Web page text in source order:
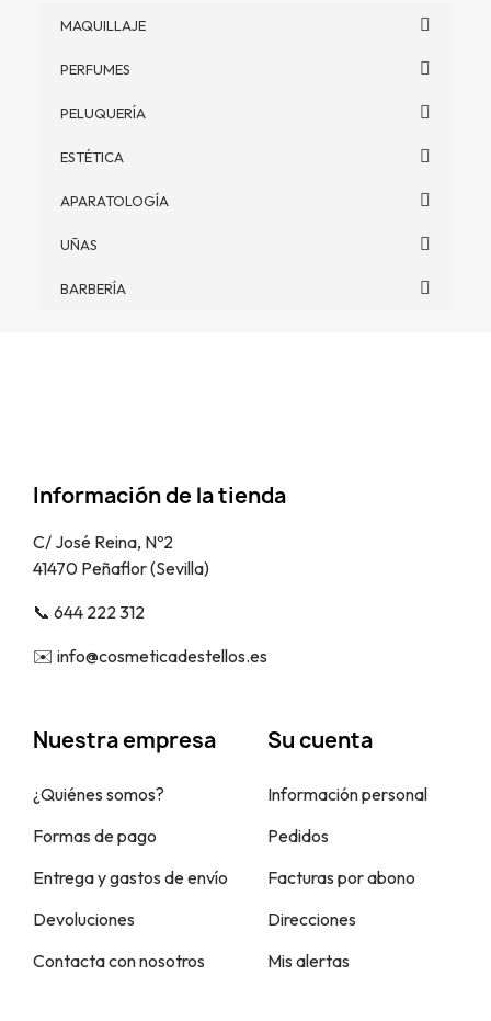
MAQUILLAJE
PERFUMES
PELUQUERÍA
ESTÉTICA
APARATOLOGÍA
UÑAS
BARBERÍA
Información de la tienda
C/ José Reina, Nº2
41470 Peñaflor (Sevilla)
📞​ 644 222 312
✉️​ info@cosmeticadestellos.es
Nuestra empresa
¿Quiénes somos?
Formas de pago
Entrega y gastos de envío
Devoluciones
Contacta con nosotros
Su cuenta
Información personal
Pedidos
Facturas por abono
Direcciones
Mis alertas